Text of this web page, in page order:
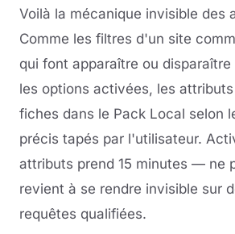
Voilà la mécanique invisible des
Comme les filtres d'un site
qui font apparaître ou disparaître
les options activées, les attributs
fiches dans le Pack Local selon
précis tapés par l'utilisateur.
attributs prend 15 minutes — ne
revient à se rendre invisible sur
requêtes qualifiées.